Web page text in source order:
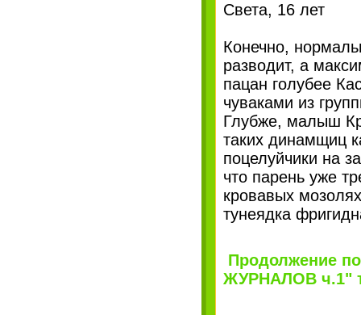
Света, 16 лет
Конечно,
разводит, а
пацан голубее
чуваками из
Глубже, малыш
таких динамщиц
поцелуйчики на
что парень уже
кровавых
тунеядка
Продолжение
ЖУРНАЛОВ ч.1"